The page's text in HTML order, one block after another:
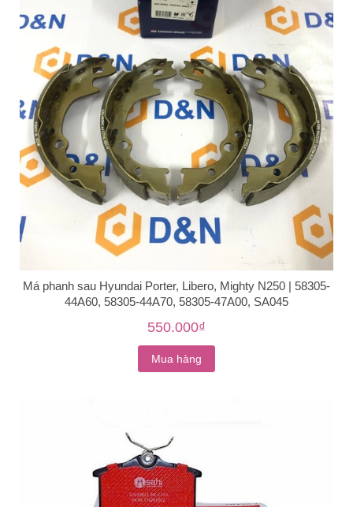
Má phanh sau Hyundai Porter, Libero, Mighty N250 | 58305-
44A60, 58305-44A70, 58305-47A00, SA045
550.000₫
Mua hàng